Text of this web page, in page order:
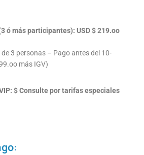
ó más participantes): USD $ 219.oo
3 personas – Pago antes del 10-
más IGV)
$ Consulte por tarifas especiales